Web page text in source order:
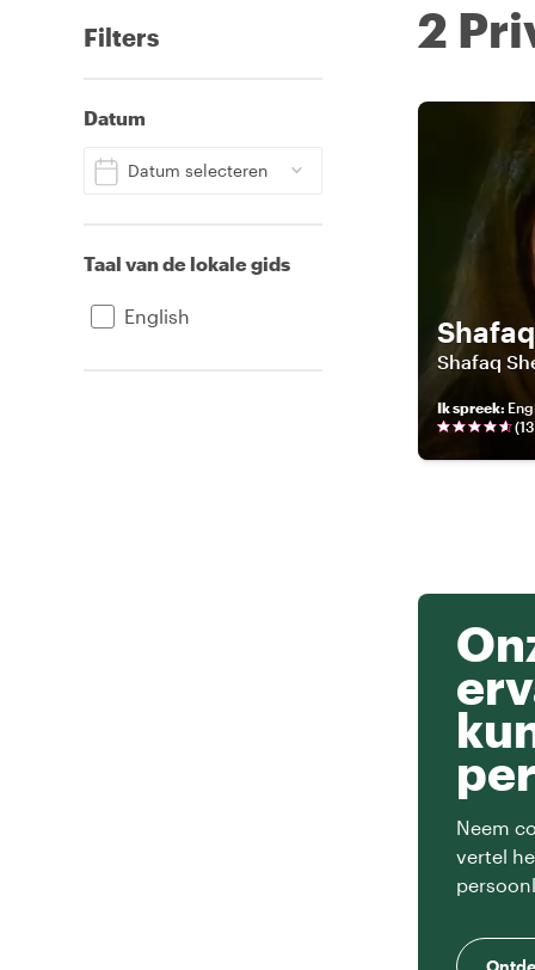
Filters
Datum
Datum selecteren
Taal van de lokale gids
English
2
Shafaq
Shafaq
Ik spreek:
(13
Neem
vertel